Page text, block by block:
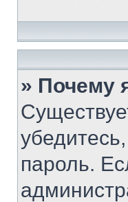
» Почему
пароль.